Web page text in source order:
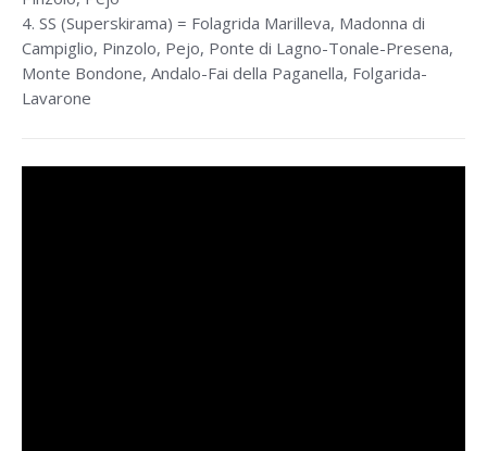
4. SS (Superskirama) = Folagrida Marilleva, Madonna di
Campiglio, Pinzolo, Pejo, Ponte di Lagno-Tonale-Presena,
Monte Bondone, Andalo-Fai della Paganella, Folgarida-
Lavarone